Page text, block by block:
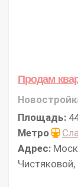
Продам
Площадь:
Метро
Адрес:
Чистяковой,